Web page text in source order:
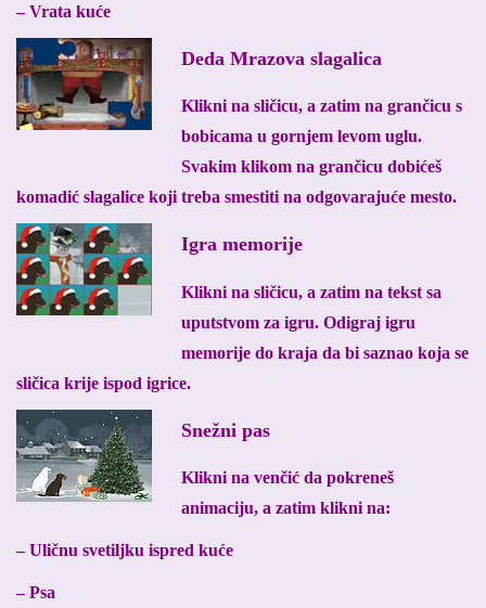
– Vrata kuće
Deda Mrazova slagalica
Klikni na sličicu, a zatim na grančicu s
bobicama u gornjem levom uglu.
Svakim klikom na grančicu dobićeš
komadić slagalice koji treba smestiti na odgovarajuće mesto.
Igra memorije
Klikni na sličicu, a zatim na tekst sa
uputstvom za igru. Odigraj igru
memorije do kraja da bi saznao koja se
sličica krije ispod igrice.
Snežni pas
Klikni na venčić da pokreneš
animaciju, a zatim klikni na:
– Uličnu svetiljku ispred kuće
– Psa